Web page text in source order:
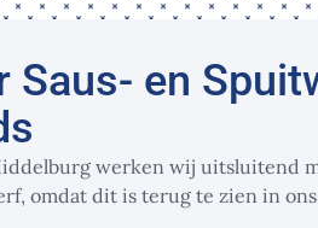
Saus- en
werken wij uitsluitend
omdat dit is terug te zien in